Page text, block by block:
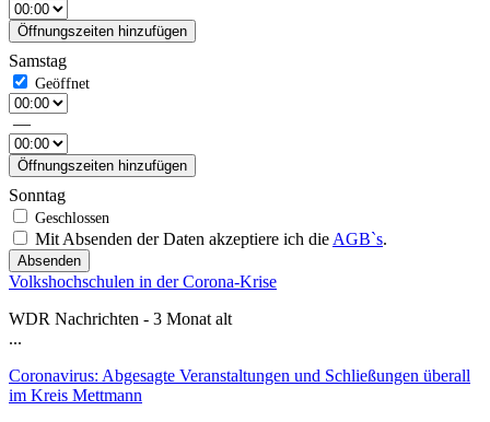
Öffnungszeiten hinzufügen
Samstag
—
Öffnungszeiten hinzufügen
Sonntag
Mit Absenden der Daten akzeptiere ich die AGB`s.
Absenden
Volkshochschulen in der Corona-Krise
WDR Nachrichten - 3 Monat alt
...
Coronavirus: Abgesagte Veranstaltungen und Schließungen überall
im Kreis Mettmann